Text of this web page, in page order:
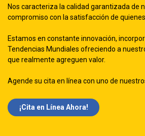
Nos caracteriza la calidad garantizada de
compromiso con la satisfacción de
Estamos en constante innovación,
Tendencias Mundiales ofreciendo a
que realmente agreguen valor.
Agende su cita en línea con uno de
¡Cita en Línea Ah​​ora!